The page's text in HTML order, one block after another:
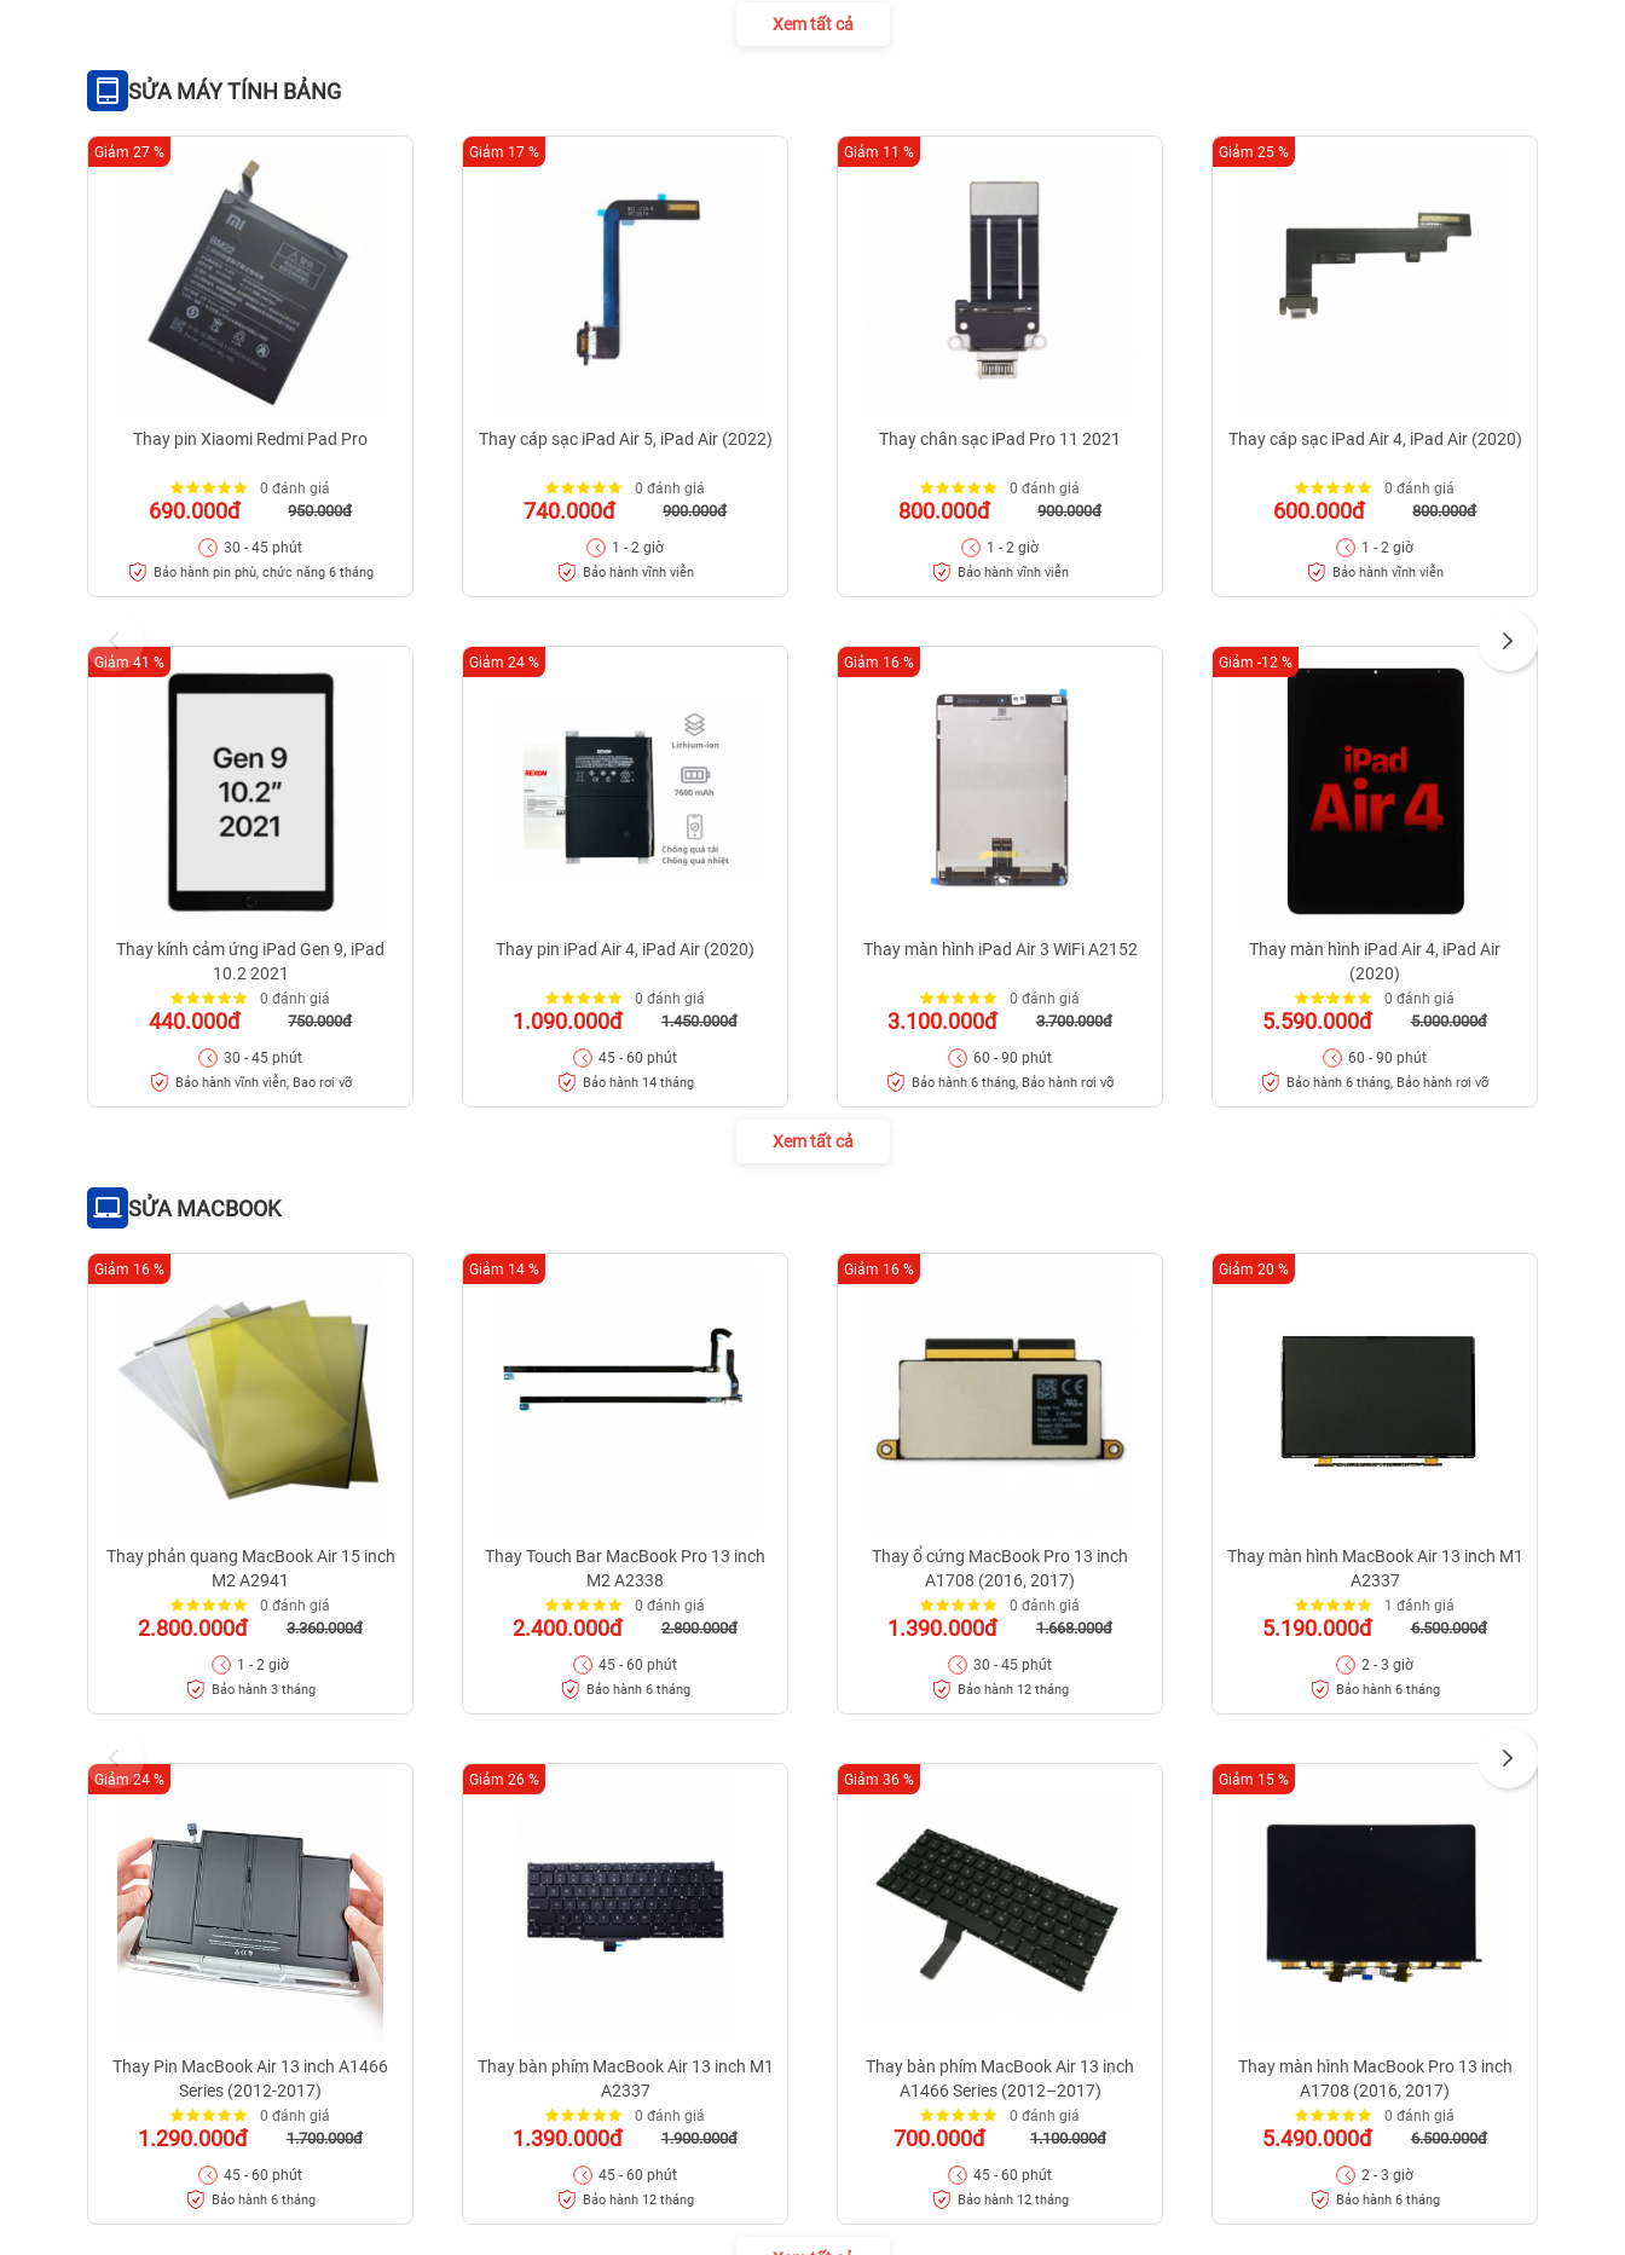
Xem tất cả
SỬA MÁY TÍNH BẢNG
Thay pin Xiaomi Redmi Pad Pro
0 đánh giá
690.000đ 950.000đ
Giảm 27 %
30 - 45 phút
Bảo hành pin phù, chức năng 6 tháng
Thay cáp sạc iPad Air 5, iPad Air (2022)
0 đánh giá
740.000đ 900.000đ
Giảm 17 %
1 - 2 giờ
Bảo hành vĩnh viễn
Thay chân sạc iPad Pro 11 2021
0 đánh giá
800.000đ 900.000đ
Giảm 11 %
1 - 2 giờ
Bảo hành vĩnh viễn
Thay cáp sạc iPad Air 4, iPad Air (2020)
0 đánh giá
600.000đ 800.000đ
Giảm 25 %
1 - 2 giờ
Bảo hành vĩnh viễn
Thay kính cảm ứng iPad Gen 9, iPad
10.2 2021
0 đánh giá
440.000đ 750.000đ
Giảm 41 %
30 - 45 phút
Bảo hành vĩnh viễn, Bao rơi vỡ
Thay pin iPad Air 4, iPad Air (2020)
0 đánh giá
1.090.000đ 1.450.000đ
Giảm 24 %
45 - 60 phút
Bảo hành 14 tháng
Thay màn hình iPad Air 3 WiFi A2152
0 đánh giá
3.100.000đ 3.700.000đ
Giảm 16 %
60 - 90 phút
Bảo hành 6 tháng, Bảo hành rơi vỡ
Thay màn hình iPad Air 4, iPad Air
(2020)
0 đánh giá
5.590.000đ 5.000.000đ
Giảm -12 %
60 - 90 phút
Bảo hành 6 tháng, Bảo hành rơi vỡ
Xem tất cả
SỬA MACBOOK
Thay phản quang MacBook Air 15 inch
M2 A2941
0 đánh giá
2.800.000đ 3.360.000đ
Giảm 16 %
1 - 2 giờ
Bảo hành 3 tháng
Thay Touch Bar MacBook Pro 13 inch
M2 A2338
0 đánh giá
2.400.000đ 2.800.000đ
Giảm 14 %
45 - 60 phút
Bảo hành 6 tháng
Thay ổ cứng MacBook Pro 13 inch
A1708 (2016, 2017)
0 đánh giá
1.390.000đ 1.668.000đ
Giảm 16 %
30 - 45 phút
Bảo hành 12 tháng
Thay màn hình MacBook Air 13 inch M1
A2337
1 đánh giá
5.190.000đ 6.500.000đ
Giảm 20 %
2 - 3 giờ
Bảo hành 6 tháng
Thay Pin MacBook Air 13 inch A1466
Series (2012-2017)
0 đánh giá
1.290.000đ 1.700.000đ
Giảm 24 %
45 - 60 phút
Bảo hành 6 tháng
Thay bàn phím MacBook Air 13 inch M1
A2337
0 đánh giá
1.390.000đ 1.900.000đ
Giảm 26 %
45 - 60 phút
Bảo hành 12 tháng
Thay bàn phím MacBook Air 13 inch
A1466 Series (2012–2017)
0 đánh giá
700.000đ 1.100.000đ
Giảm 36 %
45 - 60 phút
Bảo hành 12 tháng
Thay màn hình MacBook Pro 13 inch
A1708 (2016, 2017)
0 đánh giá
5.490.000đ 6.500.000đ
Giảm 15 %
2 - 3 giờ
Bảo hành 6 tháng